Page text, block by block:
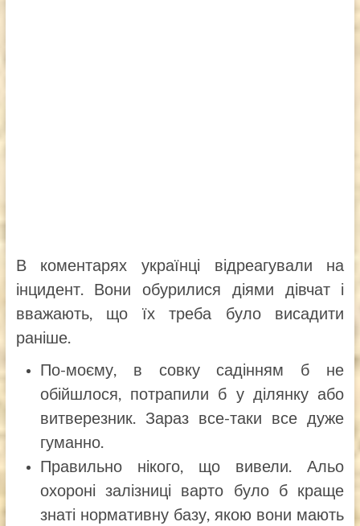
В коментарях українці відреагували на
інцидент. Вони обурилися діями дівчат і
вважають, що їх треба було висадити
раніше.
По-моєму, в совку садінням б не
обійшлося, потрапили б у ділянку або
витверезник. Зараз все-таки все дуже
гуманно.
Правильно нікого, що вивели. Альо
охороні залізниці варто було б краще
знаті нормативну базу, якою вони мають